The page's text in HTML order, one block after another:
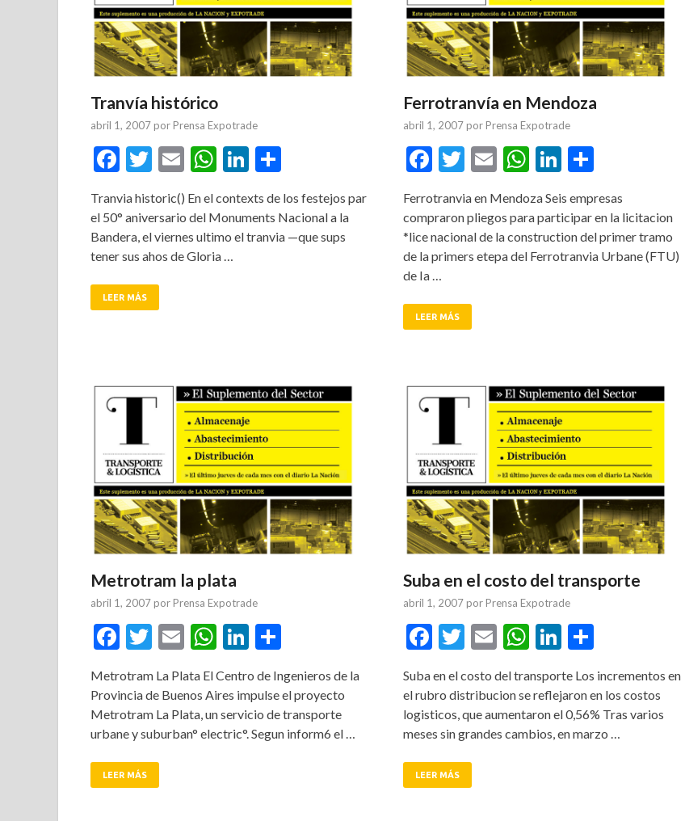
Tranvía histórico
abril 1, 2007 por Prensa Expotrade
Facebook
Twitter
EmailWhatsApp
LinkedIn
Tranvia historic() En el contexts de los festejos par
el 50° aniversario del Monuments Nacional a la
Bandera, el viernes ultimo el tranvia —que sups
tener sus ahos de Gloria …
LEER MÁS
Ferrotranvía en Mendoza
abril 1, 2007 por Prensa Expotrade
Facebook
Twitter
EmailWhatsApp
LinkedIn
Ferrotranvia en Mendoza Seis empresas
compraron pliegos para participar en la licitacion
*lice nacional de la construction del primer tramo
de la primers etepa del Ferrotranvia Urbane (FTU)
de Ia …
LEER MÁS
Metrotram la plata
abril 1, 2007 por Prensa Expotrade
Facebook
Twitter
EmailWhatsApp
LinkedIn
Metrotram La Plata El Centro de Ingenieros de la
Provincia de Buenos Aires impulse el proyecto
Metrotram La Plata, un servicio de transporte
urbane y suburban° electric°. Segun inform6 el …
LEER MÁS
Suba en el costo del transporte
abril 1, 2007 por Prensa Expotrade
Facebook
Twitter
EmailWhatsApp
LinkedIn
Suba en el costo del transporte Los incrementos en
el rubro distribucion se reflejaron en los costos
logisticos, que aumentaron el 0,56% Tras varios
meses sin grandes cambios, en marzo …
LEER MÁS